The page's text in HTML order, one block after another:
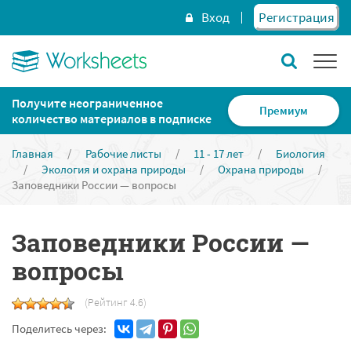
Вход Регистрация
Получите неограниченное
количество материалов в подписке
Премиум
Главная / Рабочие листы / 11 - 17 лет /
Биология
/
Экология и охрана природы / Охрана природы
/
Заповедники России — вопросы
Заповедники России —
вопросы
(Рейтинг 4.6)
Поделитесь через: